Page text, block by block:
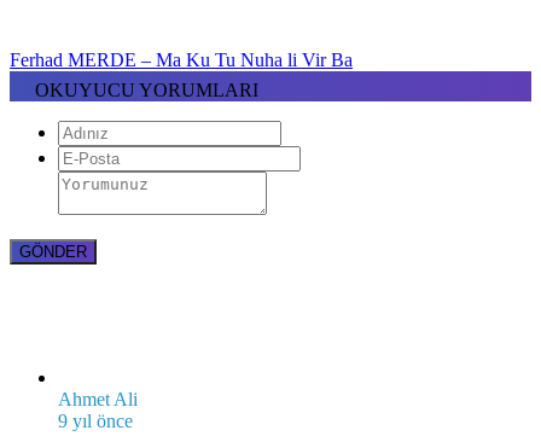
Ferhad MERDE – Ma Ku Tu Nuha li Vir Ba
OKUYUCU YORUMLARI
Ahmet Ali
9 yıl önce